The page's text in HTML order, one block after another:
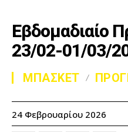
Εβδομαδιαίο
23/02-01/03/
ΜΠΑΣΚΕΤ
24 Φεβρουαρίου 2026